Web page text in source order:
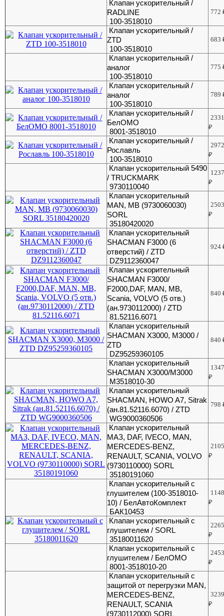
Клапан ускорительный /
RADLINE
100-3518010
772
Клапан ускорительный /
ZTD
100-3518010
683
Клапан ускорительный /
аналог
100-3518010
775
Клапан ускорительный /
аналог
100-3518010
789
Клапан ускорительный /
БелОМО
8001-3518010
₽
Клапан ускорительный /
Рославль
100-3518010
₽
Клапан ускорительный 5490
/ TRUCKMARK
9730110040
₽
Клапан ускорительный
MAN, MB (9730060030)
SORL
35180420020
₽
Клапан ускорительный
SHACMAN F3000 (6
отверстий) / ZTD
DZ9112360047
924
Клапан ускорительный
SHACMAN F3000/
F2000,DAF, MAN, MB,
Scania, VOLVO (5 отв.)
(ан.9730112000) / ZTD
81.52116.6071
840
Клапан ускорительный
SHACMAN X3000, М3000 /
ZTD
DZ95259360105
840
Клапан ускорительный
SHACMAN X3000/М3000
М3518010-30
₽
Клапан ускорительный
SHACMAN, HOWO A7, Sitrak
(ан.81.52116.6070) / ZTD
WG9000360506
798
Клапан ускорительный
МАЗ, DAF, IVECO, MAN,
MERCEDES-BENZ,
RENAULT, SCANIA, VOLVO
(9730110000) SORL
35180191060
₽
Клапан ускорительный с
глушителем (100-3518010-
10) / БелАвтоКомплект
БАК10453
₽
Клапан ускорительный с
глушителем / SORL
35180011620
₽
Клапан ускорительный с
глушителем / БелОМО
8001-3518010-20
₽
Клапан ускорительный с
защитой от перегрузки MAN,
MERCEDES-BENZ,
RENAULT, SCANIA
(9730112000) SORL
₽